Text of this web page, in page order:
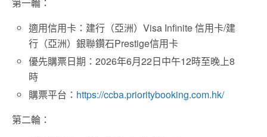
適用信用卡：建行（亞洲）Visa Infinite 信用卡/建
行（亞洲）銀聯鑽石Prestige信用卡
優先購票日期：2026年6月22日中午12時至晚上8
時
購票平台： https://ccba.prioritybooking.com.hk/
第二輪：